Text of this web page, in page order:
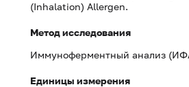
(Inhalation) Allergen.
Метод исследования
Иммуноферментный анализ
Единицы измерения